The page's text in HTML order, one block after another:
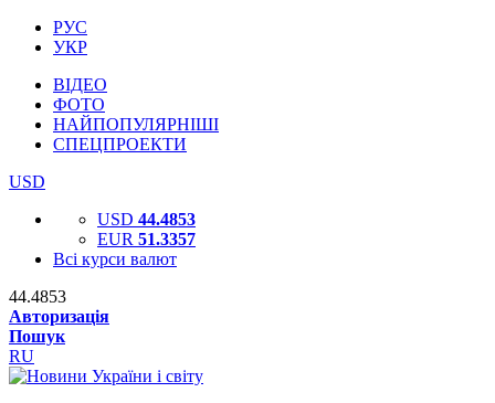
РУС
УКР
ВІДЕО
ФОТО
НАЙПОПУЛЯРНІШІ
СПЕЦПРОЕКТИ
USD
USD 44.4853
EUR 51.3357
Всі курси валют
44.4853
Авторизація
Пошук
RU